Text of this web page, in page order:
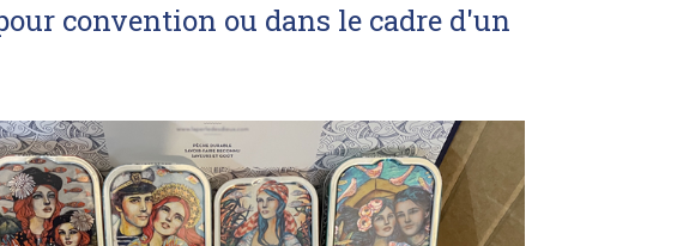
convention ou dans le cadre d'un